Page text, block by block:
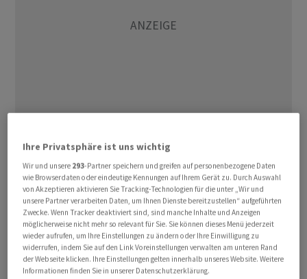
Die Gruppe erwarte weiterhin substanzielle
Verbesserungen beim Umsatz, beim Betriebsgewinn
und beim Cashflow, schreibt
Verwaltungsratspräsidentin Nayla Hayek im am
Mittwoch veröffentlichten Geschäftsberichts an die
Aktionäre.
«Wir sehen ermutigende Signale, und mit dem soliden
Ihre Privatsphäre ist uns wichtig
Wir und unsere 293-Partner speichern und greifen auf personenbezogene Daten
wie Browserdaten oder eindeutige Kennungen auf Ihrem Gerät zu. Durch Auswahl
von Akzeptieren aktivieren Sie Tracking-Technologien für die unter „Wir und
unsere Partner verarbeiten Daten, um Ihnen Dienste bereitzustellen“ aufgeführten
Zwecke. Wenn Tracker deaktiviert sind, sind manche Inhalte und Anzeigen
möglicherweise nicht mehr so relevant für Sie. Sie können dieses Menü jederzeit
wieder aufrufen, um Ihre Einstellungen zu ändern oder Ihre Einwilligung zu
widerrufen, indem Sie auf den Link Voreinstellungen verwalten am unteren Rand
der Webseite klicken. Ihre Einstellungen gelten innerhalb unseres Website. Weitere
Informationen finden Sie in unserer Datenschutzerklärung.